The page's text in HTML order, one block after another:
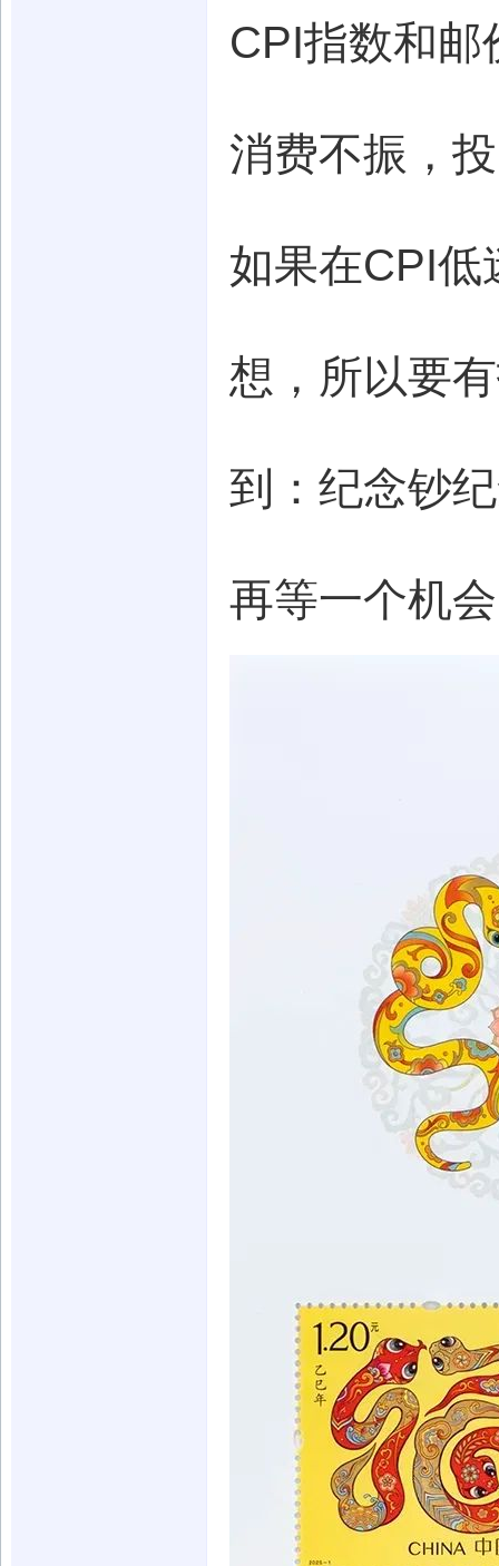
CPI指数和邮
消费不振，
如果在CPI低
想，所以要
到：纪念钞
再等一个机